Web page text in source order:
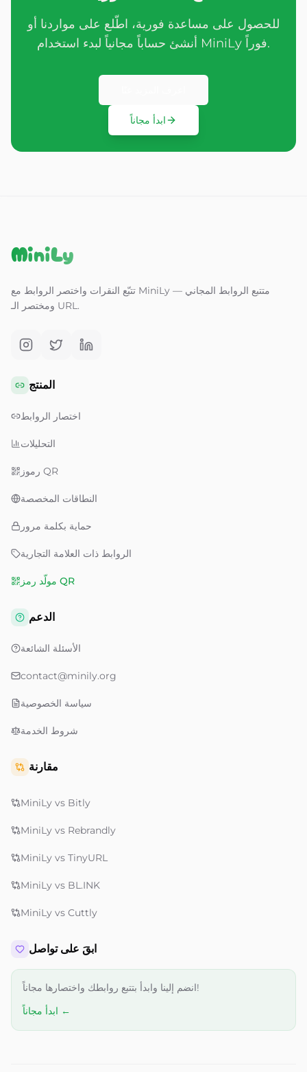
للحصول على مساعدة فورية، اطّلع على مواردنا أو
أنشئ حساباً مجانياً لبدء استخدام MiniLy فوراً.
ابدأ مجاناً
MiniLy
تتبّع النقرات واختصر الروابط مع MiniLy — متتبع الروابط المجاني
ومختصر الـ URL.
المنتج
اختصار الروابط
التحليلات
رموز QR
النطاقات المخصصة
حماية بكلمة مرور
الروابط ذات العلامة التجارية
مولّد رمز QR
الدعم
الأسئلة الشائعة
contact@minily.org
سياسة الخصوصية
شروط الخدمة
مقارنة
MiniLy vs Bitly
MiniLy vs Rebrandly
MiniLy vs TinyURL
MiniLy vs BL.INK
MiniLy vs Cuttly
ابقَ على تواصل
انضم إلينا وابدأ بتتبع روابطك واختصارها مجاناً!
ابدأ مجاناً ←